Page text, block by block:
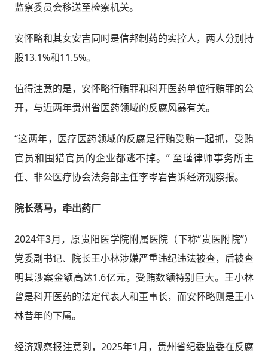
监察委员会移送至检察机关。
安怀略和其女安吉同时是信邦制药的实控人，两人分别持
股13.1%和11.5%。
值得注意的是，安怀略行贿罪和科开医药单位行贿罪的公
开，与近两年贵州省医药领域的反腐风暴有关。
“这两年，医疗医药领域的反腐是行贿受贿一起抓，受贿
官员和围猎官员的企业都逃不掉。” 至瑾律师事务所主
任、非公医疗协会法务部主任李岑岩告诉经济观察报。
院长落马，牵出药厂
2024年3月，原贵阳医学院附属医院（下称“贵医附院”）
党委副书记、院长王小林涉嫌严重违纪违法被查，后被查
明其涉案金额高达1.6亿元，受贿数额特别巨大。王小林
曾是科开医药的法定代表人和董事长，而安怀略则是王小
林昔年的下属。
经济观察报注意到，2025年1月，贵州省纪委监委在反腐